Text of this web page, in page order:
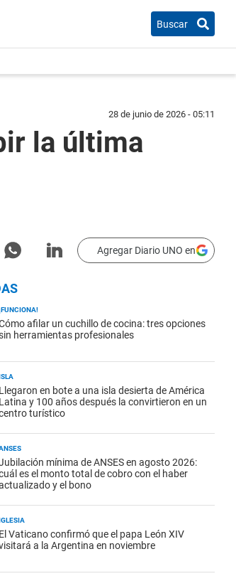
Buscar
28 de junio de 2026 - 05:11
la última
Agregar Diario UNO en
afilar un cuchillo de cocina: tres opciones
herramientas profesionales
Llegaron en bote a una isla desierta de América
Latina y 100 años después la convirtieron en un
turístico
mínima de ANSES en agosto 2026:
es el monto total de cobro con el haber
y el bono
El Vaticano confirmó que el papa León XIV
a la Argentina en noviembre